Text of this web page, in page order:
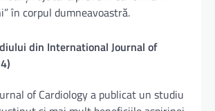
în corpul dumneavoastră.
din International Journal of
of Cardiology a publicat un studiu